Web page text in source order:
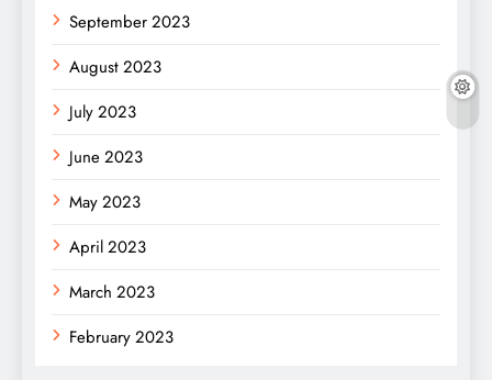
September 2023
August 2023
July 2023
June 2023
May 2023
April 2023
March 2023
February 2023